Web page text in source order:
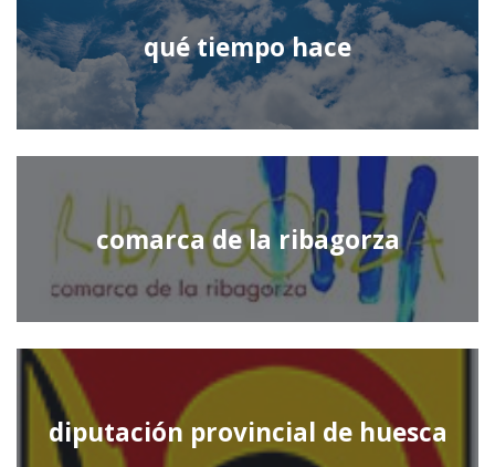
qué tiempo hace
comarca de la ribagorza
diputación provincial de huesca